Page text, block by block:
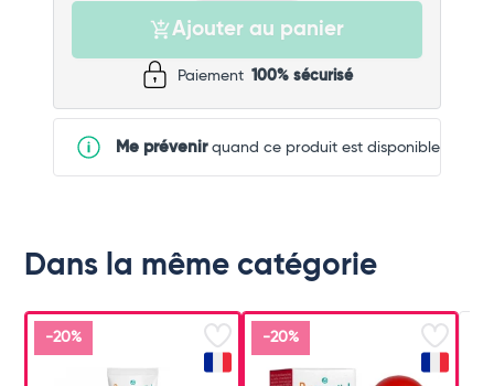
Ajouter au panier
Paiement 100% sécurisé
Me prévenirquand ce produit est disponible
Dans la même catégorie
-20% -20%